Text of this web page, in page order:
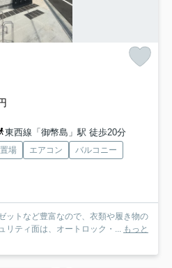
東西線「御幣島」駅 徒歩20分
場 エアコン
バルコニー
ットなど豊富なので、衣類や履き物の
リティ面は、オートロック・... もっと